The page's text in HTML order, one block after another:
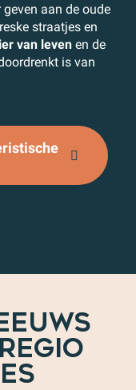
geven aan de oude
straatjes en
van leven en de
is van